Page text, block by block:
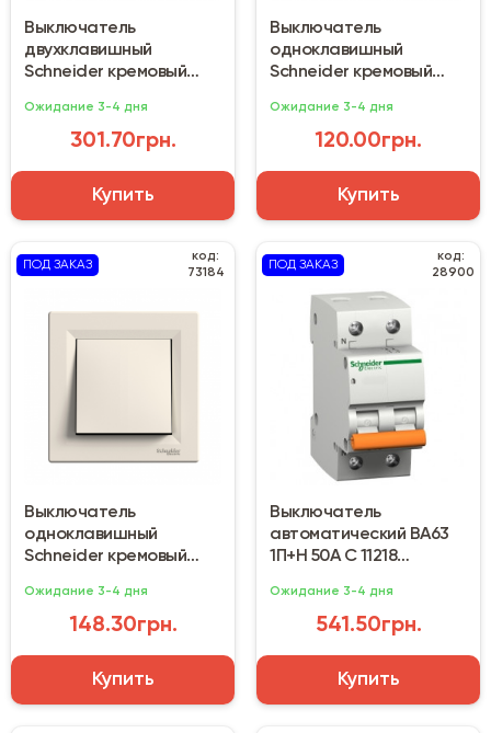
Выключатель
двухклавишный
Schneider кремовый
Ожидание 3-4 дня
301.70грн.
Купить
Выключатель
одноклавишный
Schneider кремовый
Ожидание 3-4 дня
120.00грн.
Купить
ПОД ЗАКАЗ
код:
73184
Выключатель
одноклавишный
Schneider кремовый
Ожидание 3-4 дня
148.30грн.
Купить
ПОД ЗАКАЗ
код:
28900
Выключатель
автоматический ВА63
1П+H 50А С 11218
Electric
Ожидание 3-4 дня
541.50грн.
Купить